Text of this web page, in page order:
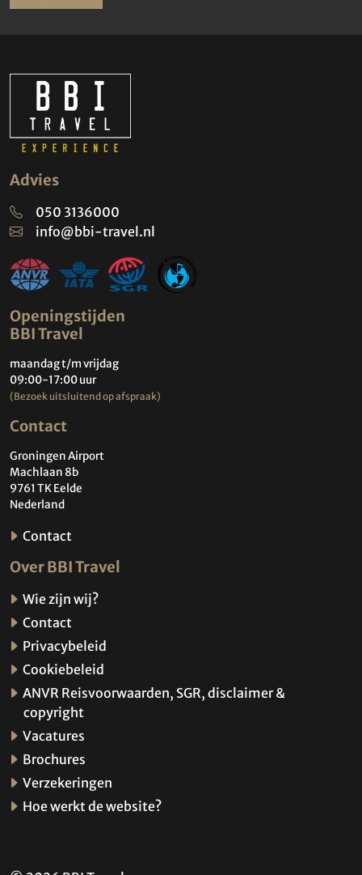
Advies
050 3136000
info@bbi-travel.nl
Openingstijden
BBI Travel
maandag t/m vrijdag
09:00-17:00 uur
(Bezoek uitsluitend op afspraak)
Contact
Groningen Airport
Machlaan 8b
9761 TK Eelde
Nederland
Contact
Over BBI Travel
Wie zijn wij?
Contact
Privacybeleid
Cookiebeleid
ANVR Reisvoorwaarden, SGR, disclaimer &
copyright
Vacatures
Brochures
Verzekeringen
Hoe werkt de website?